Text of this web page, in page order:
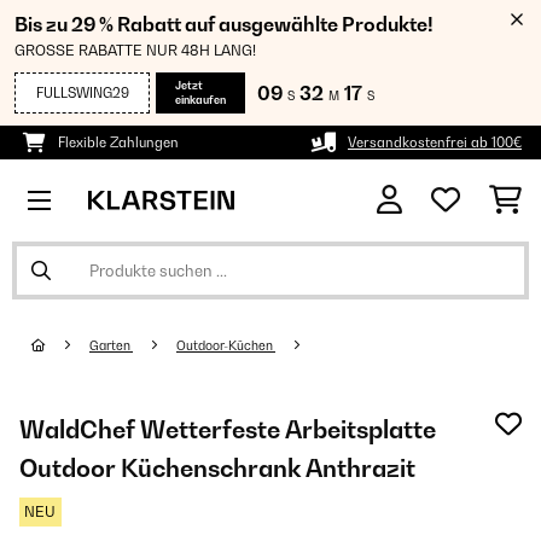
Bis zu 29 % Rabatt auf ausgewählte Produkte!
GROSSE RABATTE NUR 48H LANG!
FULLSWING29
Jetzt
einkaufen
09 S 32 M 16 S
Flexible Zahlungen Versandkostenfrei ab 100€
Garten Outdoor-Küchen
WaldChef Wetterfeste Arbeitsplatte
Outdoor Küchenschrank Anthrazit
NEU